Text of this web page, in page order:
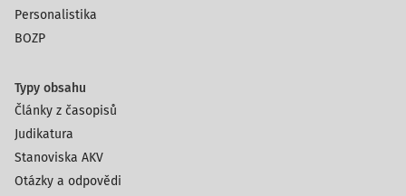
Personalistika
BOZP
Typy obsahu
Články z časopisů
Judikatura
Stanoviska AKV
Otázky a odpovědi